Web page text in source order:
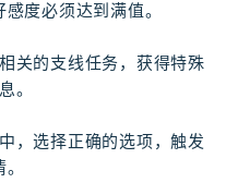
度必须达到满值。
关的支线任务，获得特殊
。
，选择正确的选项，触发